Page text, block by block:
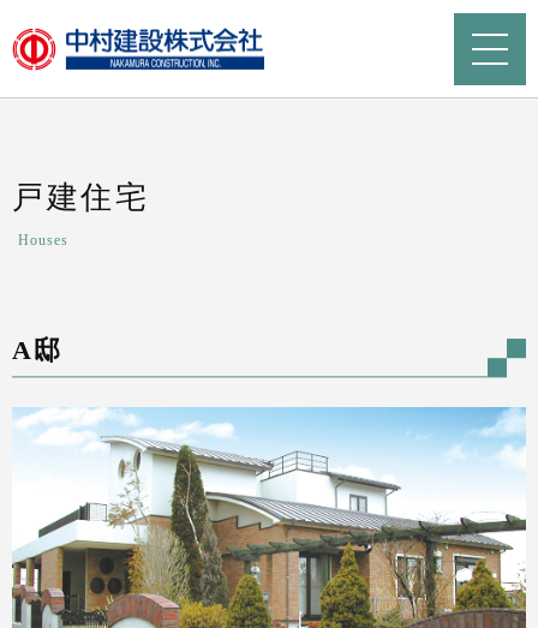
戸建住宅
Houses
A邸